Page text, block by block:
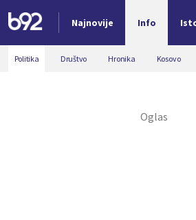
Najnovije Info
Nova vest
Politika Društvo Hronika Kosovo